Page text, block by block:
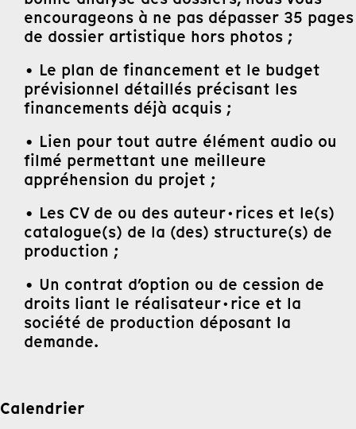
encourageons à ne pas dépasser 35 pages
de dossier artistique hors photos ;
• Le plan de financement et le budget
prévisionnel détaillés précisant les
financements déjà acquis ;
• Lien pour tout autre élément audio ou
filmé permettant une meilleure
appréhension du projet ;
• Les CV de ou des auteur·rices et le(s)
catalogue(s) de la (des) structure(s) de
production ;
• Un contrat d’option ou de cession de
droits liant le réalisateur·rice et la
société de production déposant la
demande.
Calendrier